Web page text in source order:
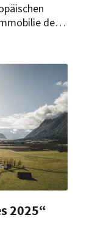
des
nominiert.
2025“